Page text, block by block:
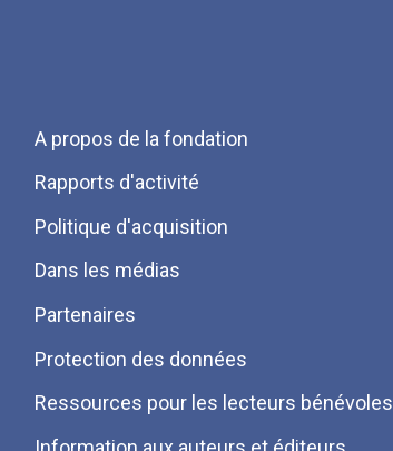
Menu
Pied
de
page
A propos de la fondation
Rapports d'activité
Politique d'acquisition
Dans les médias
Partenaires
Protection des données
Ressources pour les lecteurs bénévoles